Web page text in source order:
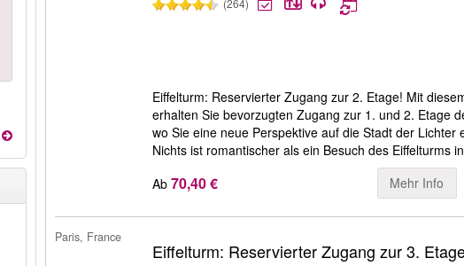
(264)
Eiffelturm: Reservierter Zugang zur 2. Etage! Mit
erhalten Sie bevorzugten Zugang zur 1. und 2. Etage
wo Sie eine neue Perspektive auf die Stadt der Lichter
Nichts ist romantischer als ein Besuch des Eiffelturms
Ab 70,40 € Mehr Info
Paris, France
Eiffelturm: Reservierter Zugang zur 3.